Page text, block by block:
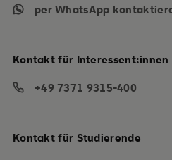
per WhatsApp
Kontakt für Interessent:innen
+49 7371 9315-400
Kontakt für Studierende